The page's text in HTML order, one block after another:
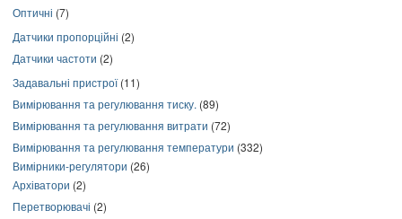
Оптичні (7)
Датчики пропорційні (2)
Датчики частоти (2)
Задавальні пристрої(11)
Вимірювання та регулювання тиску. (89)
Вимірювання та регулювання витрати (72)
Вимірювання та регулювання температури (332)
Вимірники-регулятори (26)
Архіватори (2)
Перетворювачі (2)